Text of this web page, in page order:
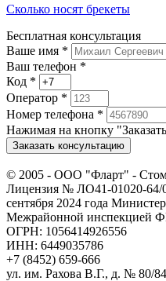
Сколько носят брекеты
Бесплатная консультация
Ваше имя *
Ваш телефон *
Код *
Оператор *
Номер телефона *
Нажимая на кнопку
Заказать консультацию
© 2005 - ООО "Фларт" -
Лицензия № ЛО41-01020-64/
сентября 2024 года
Межрайонной инспекцией
ОГРН: 1056414926556
ИНН: 6449035786
+7 (8452) 659-666
ул. им. Рахова В.Г., д. № 80/84